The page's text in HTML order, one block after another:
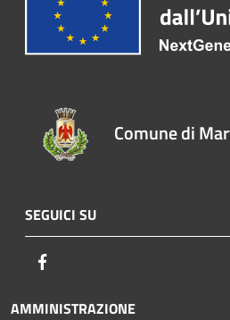
Comune di
SEGUICI SU
AMMINISTRAZIONE